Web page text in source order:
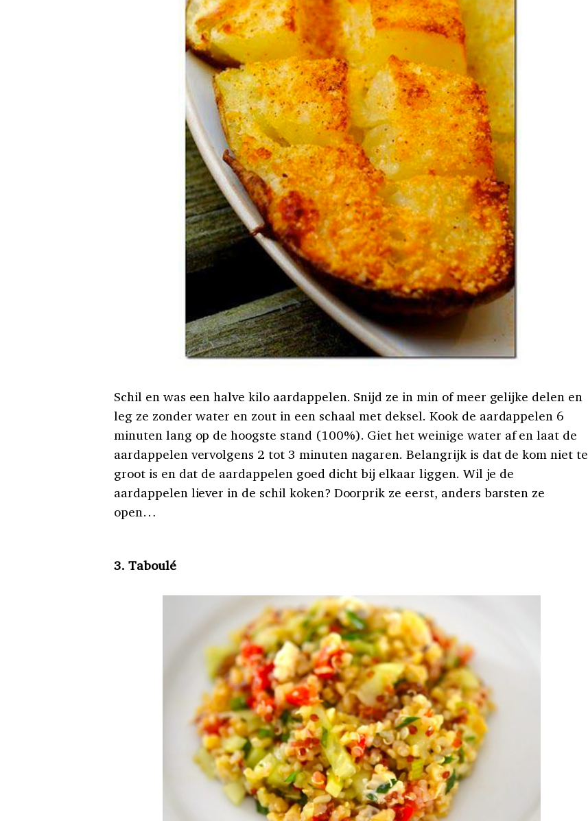
Schil en was een halve kilo aardappelen. Snijd ze in min of meer gelijke delen en
leg ze zonder water en zout in een schaal met deksel. Kook de aardappelen 6
minuten lang op de hoogste stand (100%). Giet het weinige water af en laat de
aardappelen vervolgens 2 tot 3 minuten nagaren. Belangrijk is dat de kom niet te
groot is en dat de aardappelen goed dicht bij elkaar liggen. Wil je de
aardappelen liever in de schil koken? Doorprik ze eerst, anders barsten ze
open…
3. Taboulé